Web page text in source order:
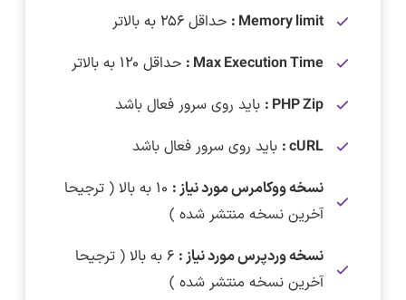
Memory limit : حداقل ۲۵۶ به بالاتر
Max Execution Time : حداقل ۱۲۰ به بالاتر
PHP Zip : باید روی سرور فعال باشد
cURL : باید روی سرور فعال باشد
نسخه ووکامرس مورد نیاز :
۱۰ به بالا ( ترجیحا
آخرین نسخه منتشر شده )
نسخه وردپرس مورد نیاز :
۶ به بالا ( ترجیحا
آخرین نسخه منتشر شده )